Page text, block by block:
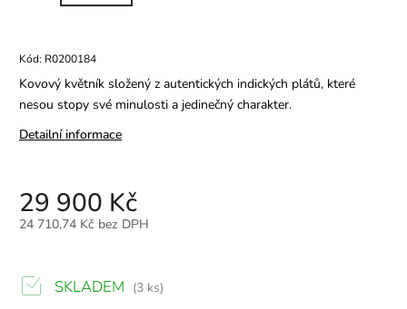
Kód: R0200184
Kovový květník složený z autentických indických plátů, které
nesou stopy své minulosti a jedinečný charakter.
Detailní informace
29 900 Kč
24 710,74 Kč bez DPH
SKLADEM (3 ks)